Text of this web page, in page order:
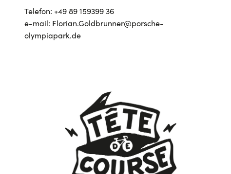
Telefon: +49 89 159399 36
e-mail: Florian.Goldbrunner@porsche-
olympiapark.de